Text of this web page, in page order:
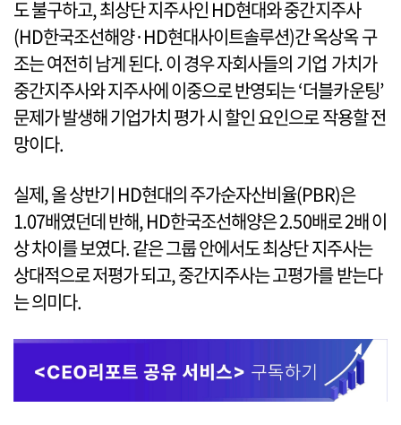
도 불구하고, 최상단 지주사인 HD현대와 중간지주사
(HD한국조선해양·HD현대사이트솔루션)간 옥상옥 구
조는 여전히 남게 된다. 이 경우 자회사들의 기업 가치가
중간지주사와 지주사에 이중으로 반영되는 ‘더블카운팅’
문제가 발생해 기업가치 평가 시 할인 요인으로 작용할 전
망이다.
실제, 올 상반기 HD현대의 주가순자산비율(PBR)은
1.07배였던데 반해, HD한국조선해양은 2.50배로 2배 이
상 차이를 보였다. 같은 그룹 안에서도 최상단 지주사는
상대적으로 저평가 되고, 중간지주사는 고평가를 받는다
는 의미다.